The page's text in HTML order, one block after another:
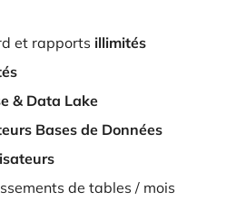
et rapports illimités
& Data Lake
Bases de Données
de tables / mois